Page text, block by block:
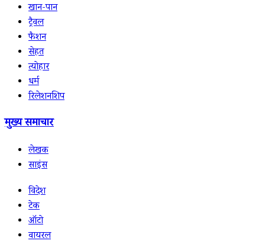
खान-पान
ट्रैवल
फैशन
सेहत
त्योहार
धर्म
रिलेशनशिप
मुख्य समाचार
लेखक
साइंस
विदेश
टेक
ऑटो
वायरल